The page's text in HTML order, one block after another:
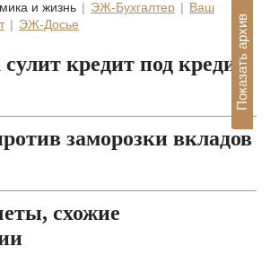
и жизнь ЭЖ-Бухгалтер
Ваш
ЭЖ-Досье Показать архив
кредит под кредит
заморозки вкладов
схожие